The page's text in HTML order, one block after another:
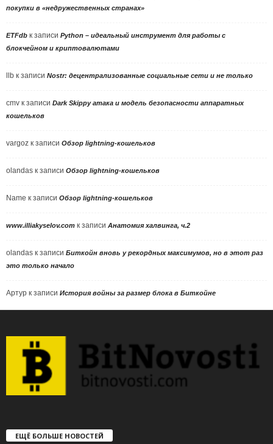
покупки в «недружественных странах»
ETFdb к записи Python – идеальный инструмент для работы с
блокчейном и криптовалютами
llb к записи Nostr: децентрализованные социальные сети и не только
cmv к записи Dark Skippy атака и модель безопасности аппаратных
кошельков
vargoz к записи Обзор lightning-кошельков
olandas к записи Обзор lightning-кошельков
Name к записи Обзор lightning-кошельков
www.illiakyselov.com к записи Анатомия халвинга, ч.2
olandas к записи Биткойн вновь у рекордных максимумов, но в этот раз
это только начало
Артур к записи История войны за размер блока в Биткойне
ЕЩЁ БОЛЬШЕ НОВОСТЕЙ